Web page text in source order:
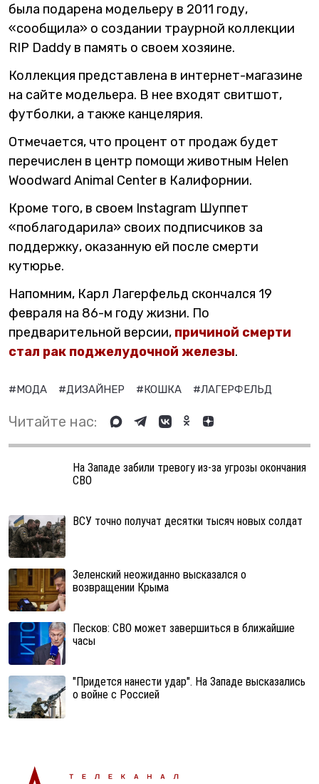
была подарена модельеру в 2011 году,
«сообщила» о создании траурной коллекции
RIP Daddy в память о своем хозяине.
Коллекция представлена в интернет-магазине
на сайте модельера. В нее входят свитшот,
футболки, а также канцелярия.
Отмечается, что процент от продаж будет
перечислен в центр помощи животным Helen
Woodward Animal Center в Калифорнии.
Кроме того, в своем Instagram Шуппет
«поблагодарила» своих подписчиков за
поддержку, оказанную ей после смерти
кутюрье.
Напомним, Карл Лагерфельд скончался 19
февраля на 86-м году жизни. По
предварительной версии, причиной смерти
стал рак поджелудочной железы.
#МОДА #ДИЗАЙНЕР #КОШКА #ЛАГЕРФЕЛЬД
Читайте нас:
На Западе забили тревогу из-за угрозы окончания
СВО
ВСУ точно получат десятки тысяч новых солдат
Зеленский неожиданно высказался о
возвращении Крыма
Песков: СВО может завершиться в ближайшие
часы
"Придется нанести удар". На Западе высказались
о войне с Россией